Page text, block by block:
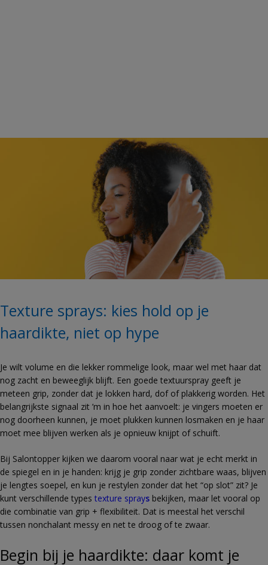
Texture sprays: kies hold op je
haardikte, niet op hype
Je wilt volume en die lekker rommelige look, maar wel met haar dat
nog zacht en beweeglijk blijft. Een goede textuurspray geeft je
meteen grip, zonder dat je lokken hard, dof of plakkerig worden. Het
belangrijkste signaal zit ’m in hoe het aanvoelt: je vingers moeten er
nog doorheen kunnen, je moet plukken kunnen losmaken en je haar
moet mee blijven werken als je opnieuw knijpt of schuift.
Bij Salontopper kijken we daarom vooral naar wat je echt merkt in
de spiegel en in je handen: krijg je grip zonder zichtbare waas, blijven
je lengtes soepel, en kun je restylen zonder dat het “op slot” zit? Je
kunt verschillende types texture sprays bekijken, maar let vooral op
die combinatie van grip + flexibiliteit. Dat is meestal het verschil
tussen nonchalant messy en net te droog of te zwaar.
Begin bij je haardikte: daar komt je